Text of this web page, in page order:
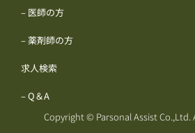
– 医師の方
– 薬剤師の方
求人検索
– Q＆A
Copyright © Parsonal Assist Co.,Ltd.